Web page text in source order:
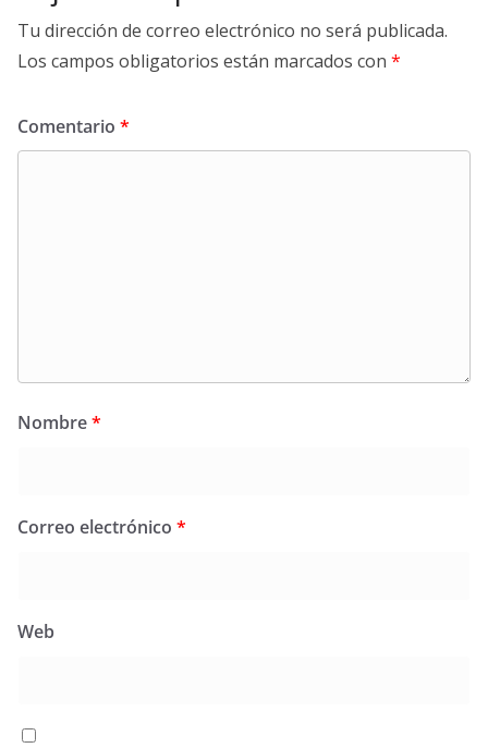
Tu dirección de correo electrónico no será publicada.
Los campos obligatorios están marcados con *
Comentario *
Nombre*
Correo electrónico *
Web